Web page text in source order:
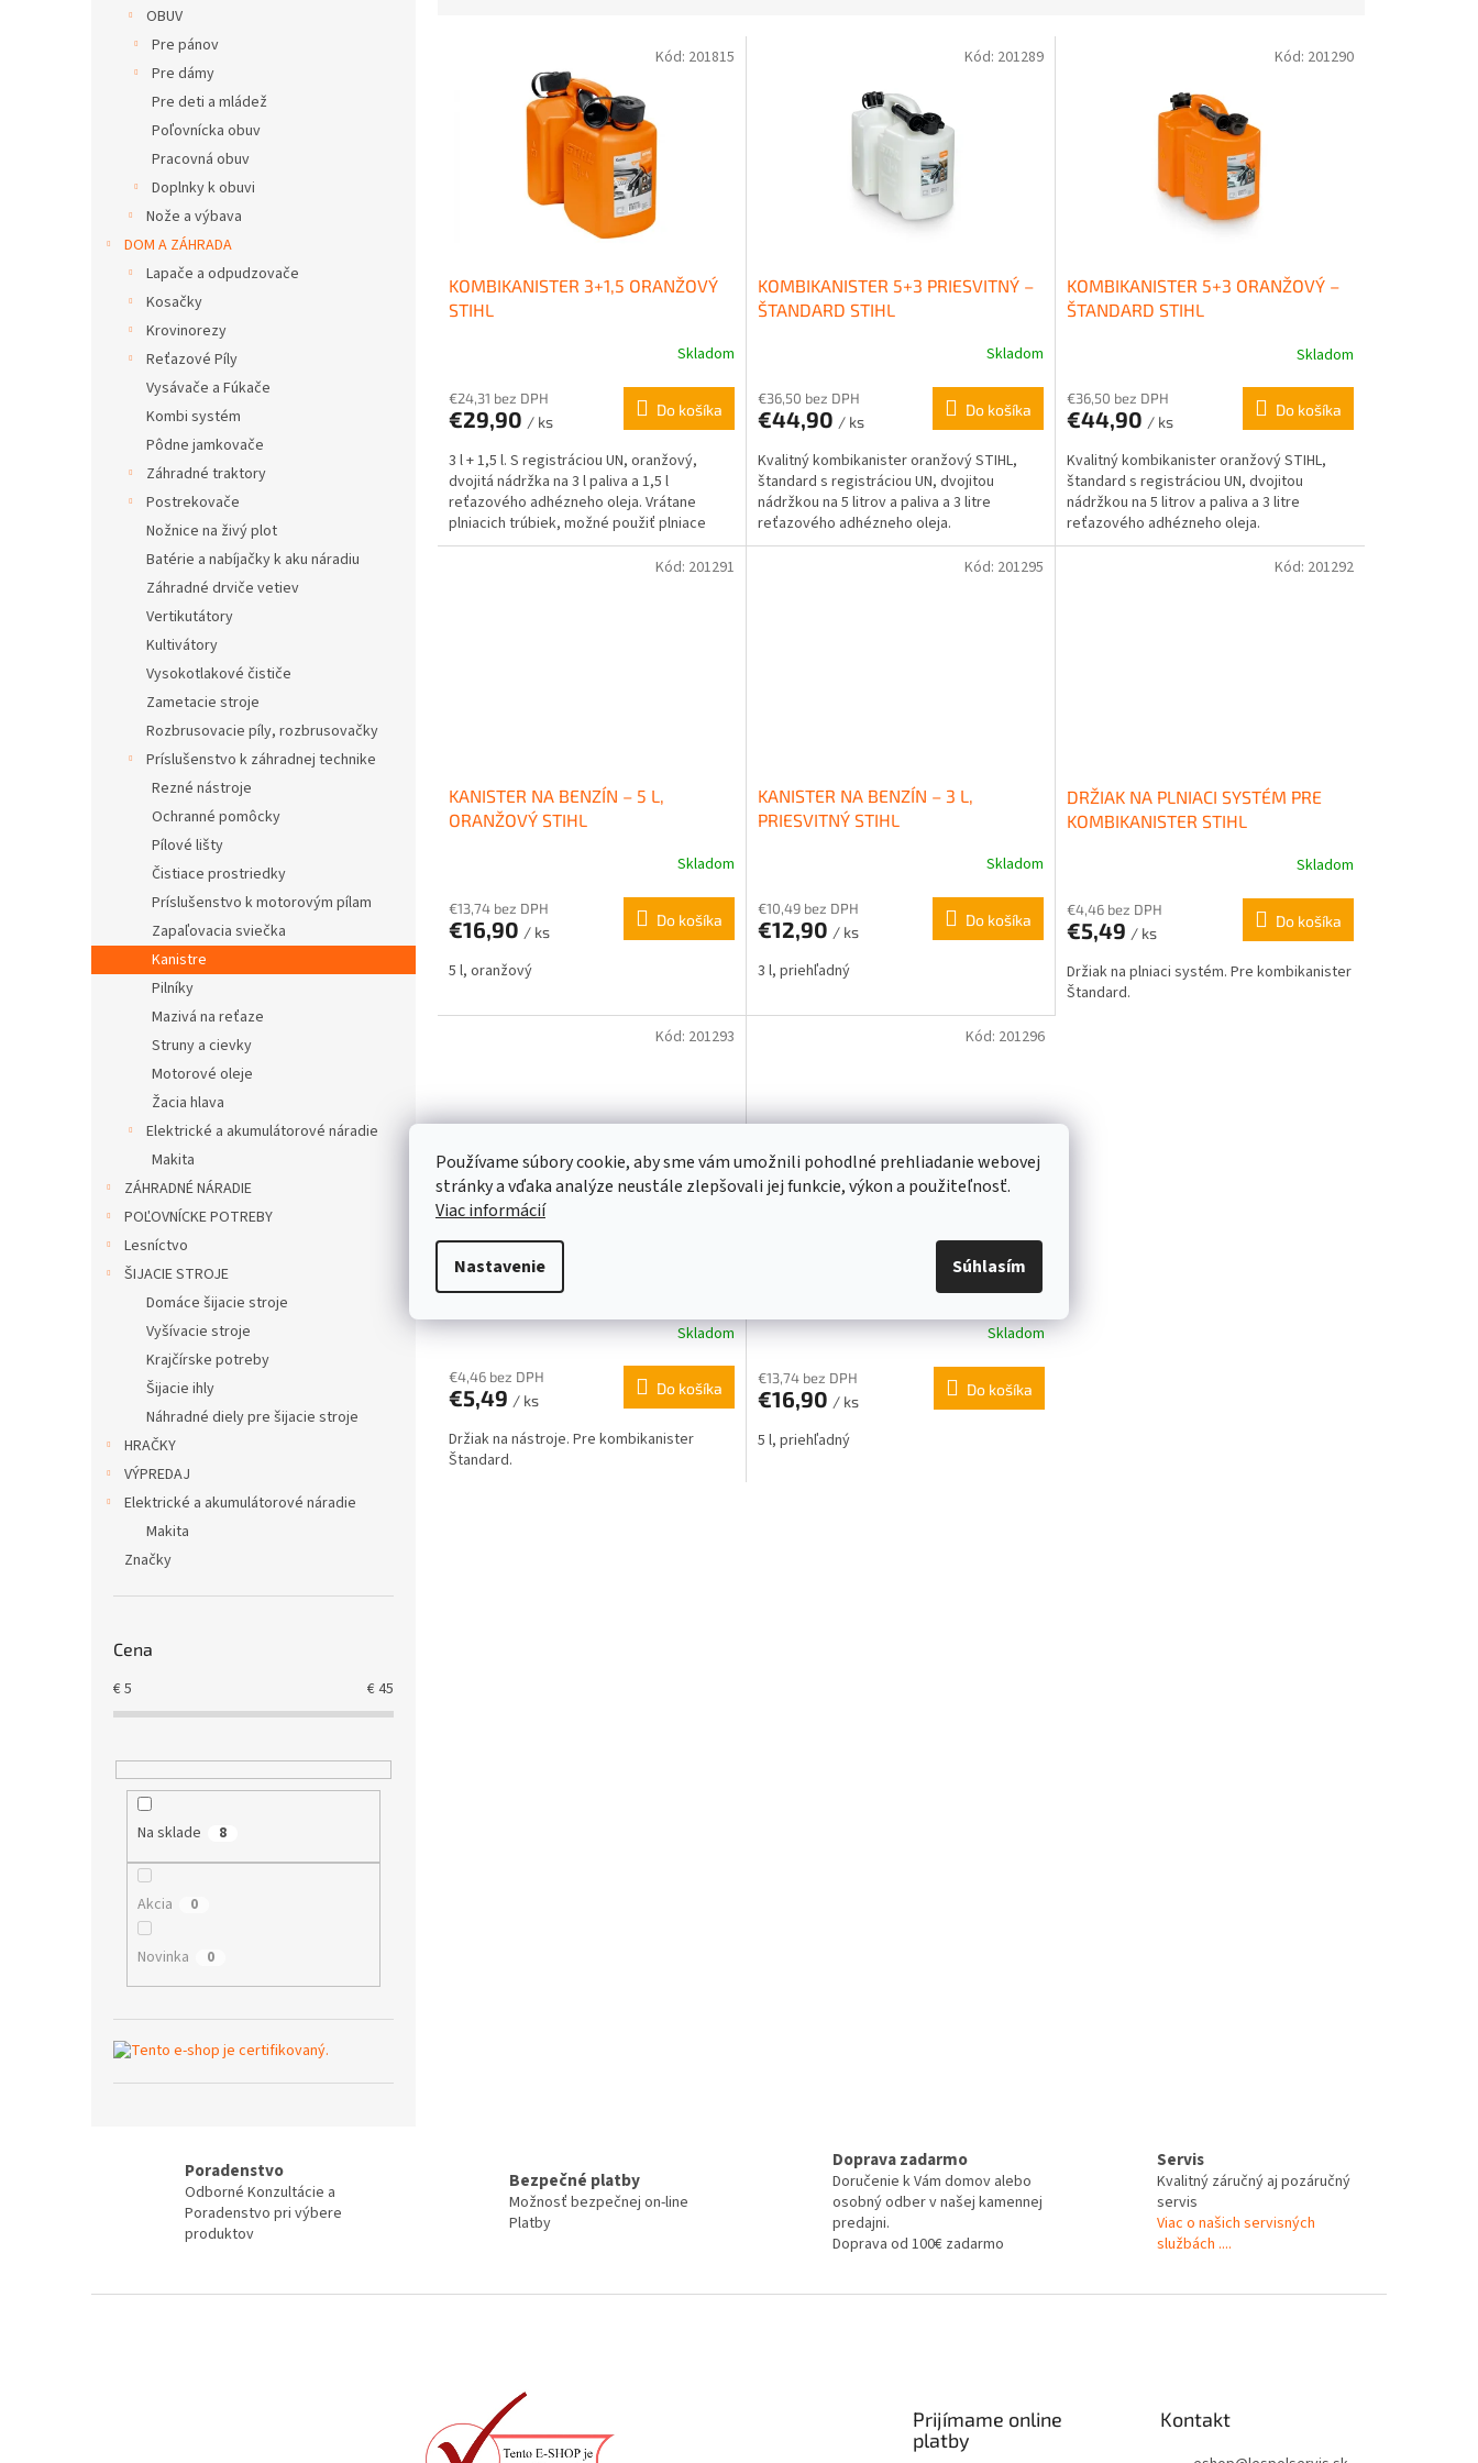
Používame súbory cookie, aby sme vám umožnili pohodlné prehliadanie webovej
stránky a vďaka analýze neustále zlepšovali jej funkcie, výkon a použiteľnosť.
Viac informácií
Nastavenie Súhlasím
OBUV
Pre pánov
Pre dámy
Pre deti a mládež
Poľovnícka obuv
Pracovná obuv
Doplnky k obuvi
Nože a výbava
DOM A ZÁHRADA
Lapače a odpudzovače
Kosačky
Krovinorezy
Reťazové Píly
Vysávače a Fúkače
Kombi systém
Pôdne jamkovače
Záhradné traktory
Postrekovače
Nožnice na živý plot
Batérie a nabíjačky k aku náradiu
Záhradné drviče vetiev
Vertikutátory
Kultivátory
Vysokotlakové čističe
Zametacie stroje
Rozbrusovacie píly, rozbrusovačky
Príslušenstvo k záhradnej technike
Rezné nástroje
Ochranné pomôcky
Pílové lišty
Čistiace prostriedky
Príslušenstvo k motorovým pílam
Zapaľovacia sviečka
Kanistre
Pilníky
Mazivá na reťaze
Struny a cievky
Motorové oleje
Žacia hlava
Elektrické a akumulátorové náradie
Makita
ZÁHRADNÉ NÁRADIE
POĽOVNÍCKE POTREBY
Lesníctvo
ŠIJACIE STROJE
Domáce šijacie stroje
Vyšívacie stroje
Krajčírske potreby
Šijacie ihly
Náhradné diely pre šijacie stroje
HRAČKY
VÝPREDAJ
Elektrické a akumulátorové náradie
Makita
Značky
Cena
€5 €45
Na sklade 8
Akcia 0
Novinka 0
KOMBIKANISTER 3+1,5 ORANŽOVÝ
STIHL
Skladom
€24,31 bez DPH
€29,90 / ks
Do košíka
3 l + 1,5 l. S registráciou UN, oranžový,
dvojitá nádržka na 3 l paliva a 1,5 l
reťazového adhézneho oleja. Vrátane
plniacich trúbiek, možné použiť plniace
systémy STIHL.
Kód: 201815
KOMBIKANISTER 5+3 PRIESVITNÝ –
ŠTANDARD STIHL
Skladom
€36,50 bez DPH
€44,90 / ks
Do košíka
Kvalitný kombikanister oranžový STIHL,
štandard s registráciou UN, dvojitou
nádržkou na 5 litrov a paliva a 3 litre
reťazového adhézneho oleja.
Kód: 201289
KOMBIKANISTER 5+3 ORANŽOVÝ –
ŠTANDARD STIHL
Skladom
€36,50 bez DPH
€44,90 / ks
Do košíka
Kvalitný kombikanister oranžový STIHL,
štandard s registráciou UN, dvojitou
nádržkou na 5 litrov a paliva a 3 litre
reťazového adhézneho oleja.
Kód: 201290
KANISTER NA BENZÍN – 5 L,
ORANŽOVÝ STIHL
Skladom
€13,74 bez DPH
€16,90 / ks
Do košíka
5 l, oranžový
Kód: 201291
KANISTER NA BENZÍN – 3 L,
PRIESVITNÝ STIHL
Skladom
€10,49 bez DPH
€12,90 / ks
Do košíka
3 l, priehľadný
Kód: 201295
DRŽIAK NA PLNIACI SYSTÉM PRE
KOMBIKANISTER STIHL
Skladom
€4,46 bez DPH
€5,49 / ks
Do košíka
Držiak na plniaci systém. Pre kombikanister
Štandard.
Kód: 201292
DRŽIAK NA NÁSTROJE PRE
KOMBIKANISTER STIHL
Skladom
€4,46 bez DPH
€5,49 / ks
Do košíka
Držiak na nástroje. Pre kombikanister
Štandard.
Kód: 201293
KANISTER NA BENZÍN – 5 L,
Skladom
€13,74 bez DPH
€16,90 / ks
Do košíka
5 l, priehľadný
Kód: 201296
Poradenstvo
Odborné Konzultácie a
Poradenstvo pri výbere
produktov
Bezpečné platby
Možnosť bezpečnej on-line
Platby
Doprava zadarmo
Doručenie k Vám domov alebo
osobný odber v našej kamennej
predajni.
Doprava od 100€ zadarmo
Servis
Kvalitný záručný aj pozáručný
servis
Viac o našich servisných
službách ....
Prijímame online
platby
Kontakt